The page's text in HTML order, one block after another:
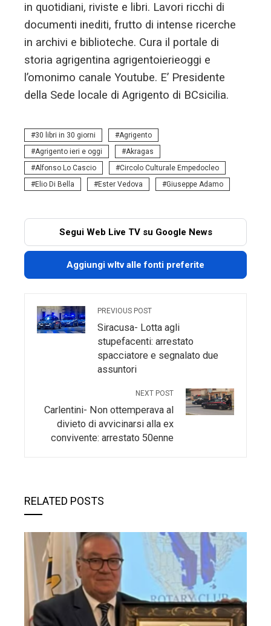
in quotidiani, riviste e libri. Lavori ricchi di
documenti inediti, frutto di intense ricerche
in archivi e biblioteche. Cura il portale di
storia agrigentina agrigentoierieoggi e
l’omonimo canale Youtube. E’ Presidente
della Sede locale di Agrigento di BCsicilia.
30 libri in 30 giorni
Agrigento
Agrigento ieri e oggi
Akragas
Alfonso Lo Cascio
Circolo Culturale Empedocleo
Elio Di Bella
Ester Vedova Giuseppe Adamo
Segui Web Live TV su Google News
Aggiungi wltv alle fonti preferite
PREVIOUS POST
Siracusa- Lotta agli
stupefacenti: arrestato
spacciatore e segnalato due
assuntori
NEXT POST
Carlentini- Non ottemperava al
divieto di avvicinarsi alla ex
convivente: arrestato 50enne
RELATED POSTS